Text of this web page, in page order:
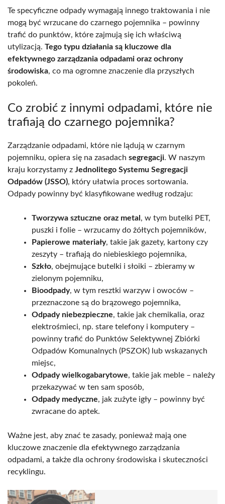
Te specyficzne odpady wymagają innego traktowania i nie
mogą być wrzucane do czarnego pojemnika – powinny
trafić do punktów, które zajmują się ich właściwą
utylizacją. Tego typu działania są kluczowe dla
efektywnego zarządzania odpadami oraz ochrony
środowiska, co ma ogromne znaczenie dla przyszłych
pokoleń.
Co zrobić z innymi odpadami, które nie
trafiają do czarnego pojemnika?
Zarządzanie odpadami, które nie lądują w czarnym
pojemniku, opiera się na zasadach segregacji. W naszym
kraju korzystamy z Jednolitego Systemu Segregacji
Odpadów (JSSO), który ułatwia proces sortowania.
Odpady powinny być klasyfikowane według rodzaju:
Tworzywa sztuczne oraz metal , w tym butelki PET,
puszki i folie – wrzucamy do żółtych pojemników,
Papierowe materiały, takie jak gazety, kartony czy
zeszyty – trafiają do niebieskiego pojemnika,
Szkło, obejmujące butelki i słoiki – zbieramy w
zielonym pojemniku,
Bioodpady, w tym resztki warzyw i owoców –
przeznaczone są do brązowego pojemnika,
Odpady niebezpieczne, takie jak chemikalia, oraz
elektrośmieci, np. stare telefony i komputery –
powinny trafić do Punktów Selektywnej Zbiórki
Odpadów Komunalnych (PSZOK) lub wskazanych
miejsc,
Odpady wielkogabarytowe, takie jak meble – należy
przekazywać w ten sam sposób,
Odpady medyczne, jak zużyte igły – powinny być
zwracane do aptek.
Ważne jest, aby znać te zasady, ponieważ mają one
kluczowe znaczenie dla efektywnego zarządzania
odpadami, a także dla ochrony środowiska i skuteczności
recyklingu.